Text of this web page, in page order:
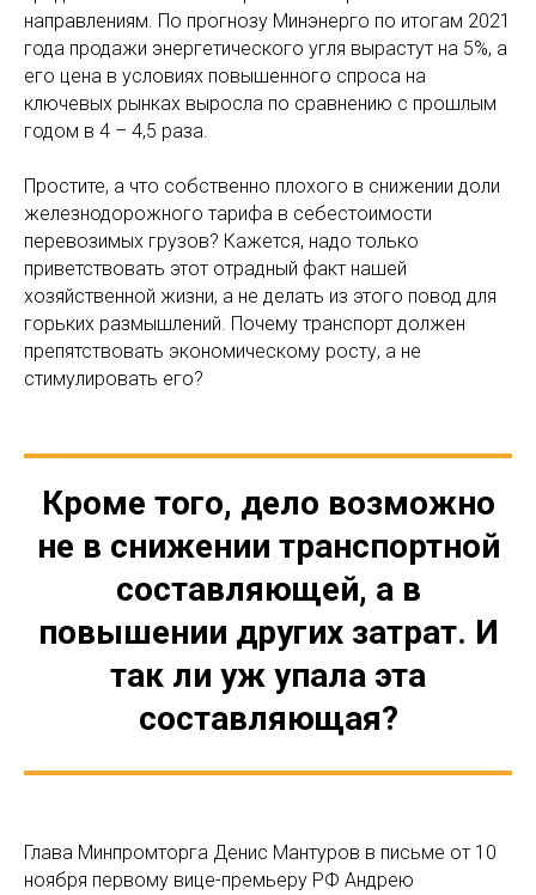
направлениям. По прогнозу Минэнерго по итогам 2021
года продажи энергетического угля вырастут на 5%, а
его цена в условиях повышенного спроса на
ключевых рынках выросла по сравнению с прошлым
годом в 4 – 4,5 раза.
Простите, а что собственно плохого в снижении доли
железнодорожного тарифа в себестоимости
перевозимых грузов? Кажется, надо только
приветствовать этот отрадный факт нашей
хозяйственной жизни, а не делать из этого повод для
горьких размышлений. Почему транспорт должен
препятствовать экономическому росту, а не
стимулировать его?
Кроме того, дело возможно
не в снижении транспортной
составляющей, а в
повышении других затрат. И
так ли уж упала эта
составляющая?
Глава Минпромторга Денис Мантуров в письме от 10
ноября первому вице-премьеру РФ Андрею